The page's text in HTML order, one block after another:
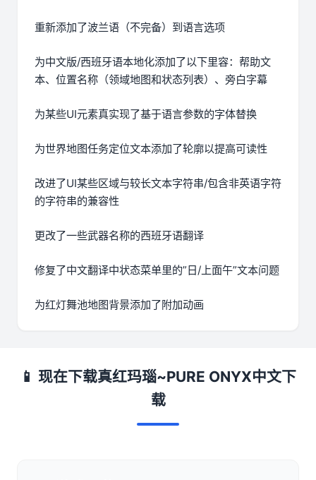
重新添加了波兰语（不完备）到语言选项
为中文版/西班牙语本地化添加了以下里容：帮助文
本、位置名称（领域地图和状态列表）、旁白字幕
为某些UI元素真实现了基于语言参数的字体替换
为世界地图任务定位文本添加了轮廓以提高可读性
改进了UI某些区域与较长文本字符串/包含非英语字符
的字符串的兼容性
更改了一些武器名称的西班牙语翻译
修复了中文翻译中状态菜单里的”日/上面午”文本问题
为红灯舞池地图背景添加了附加动画
📱 现在下载真红玛瑙~PURE ONYX中文下
载